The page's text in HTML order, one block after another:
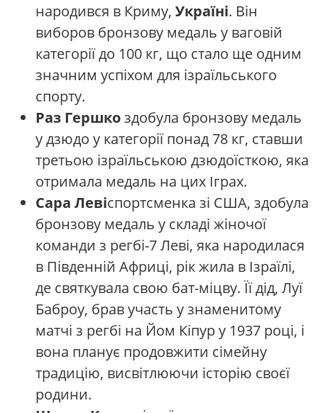
народився в Криму, Україні. Він
виборов бронзову медаль у ваговій
категорії до 100 кг, що стало ще одним
значним успіхом для ізраїльського
спорту.
Раз Гершкоздобула бронзову медаль
у дзюдо у категорії понад 78 кг, ставши
третьою ізраїльською дзюдоїсткою, яка
отримала медаль на цих Іграх.
Сара Левіспортсменка зі США, здобула
бронзову медаль у складі жіночої
команди з регбі-7 Леві, яка народилася
в Південній Африці, рік жила в Ізраїлі,
де святкувала свою бат-міцву. Її дід, Луї
Баброу, брав участь у знаменитому
матчі з регбі на Йом Кіпур у 1937 році, і
вона планує продовжити сімейну
традицію, висвітлюючи історію своєї
родини.